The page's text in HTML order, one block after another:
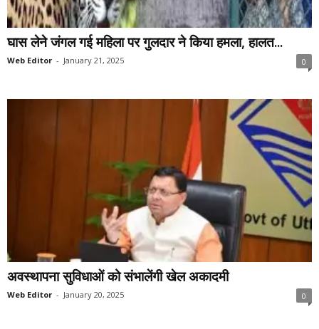
घास लेने जंगल गई महिला पर गुलदार ने किया हमला, हालत...
Web Editor - January 21, 2025 0
अवस्थापना सुविधाओं को संभालेंगी खेल अकादमी
Web Editor - January 20, 2025 0